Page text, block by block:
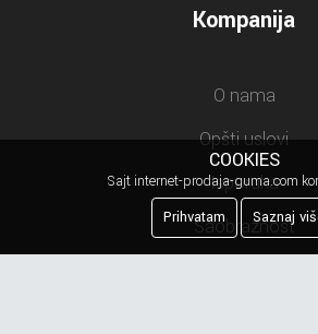
Kompanija
O nama
Opšti uslovi
Isporuka
Saobraznost
COOKIES
Sajt internet-prodaja-guma.com
Prihvatam
Saznaj